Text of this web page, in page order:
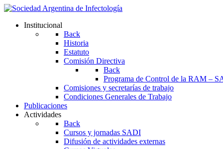
Institucional
Back
Historia
Estatuto
Comisión Directiva
Back
Programa de Control de la RAM –
Comisiones y secretarías de trabajo
Condiciones Generales de Trabajo
Publicaciones
Actividades
Back
Cursos y jornadas SADI
Difusión de actividades externas